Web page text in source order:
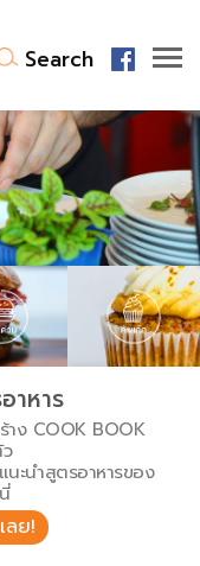
Search
าหาร
าง COOK BOOK
นะนำสูตรอาหารของ
ลย!